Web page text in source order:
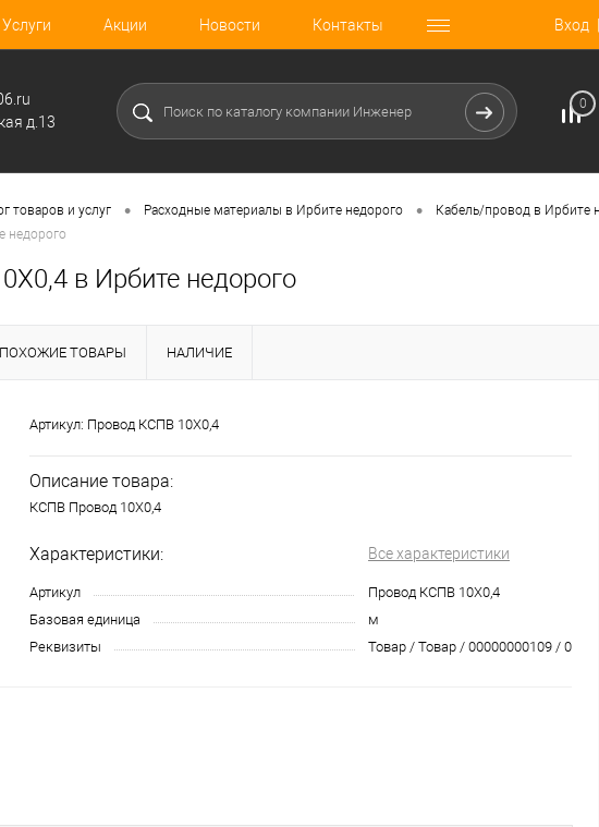
Услуги Акции Новости Контакты Вход
д.13
0
товаров и услуг • Расходные материалы в Ирбите недорого • Кабель/провод в Ирбите
недорого
в Ирбите недорого
ПОХОЖИЕ ТОВАРЫ НАЛИЧИЕ
Артикул: Провод КСПВ 10Х0,4
Описание товара:
КСПВ Провод 10Х0,4
Характеристики: Все характеристики
Артикул
Провод КСПВ 10Х0,4
Базовая единица
м
Реквизиты
Товар / Товар / 00000000109 / 0